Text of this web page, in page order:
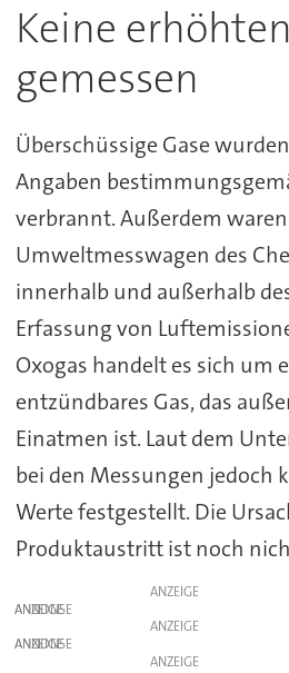
Keine
gemessen
Überschüssige Gase
Angaben
verbrannt. Außerdem waren
Umweltmesswagen des
innerhalb und außerhalb
Erfassung von
Oxogas handelt es sich um
entzündbares Gas, das
Einatmen ist. Laut dem
bei den Messungen jedoch
Werte festgestellt. Die
Produktaustritt ist noch
ANZEIGE
ANZEIGE
ANZEIGE
ANZEIGE
ANZEIGE